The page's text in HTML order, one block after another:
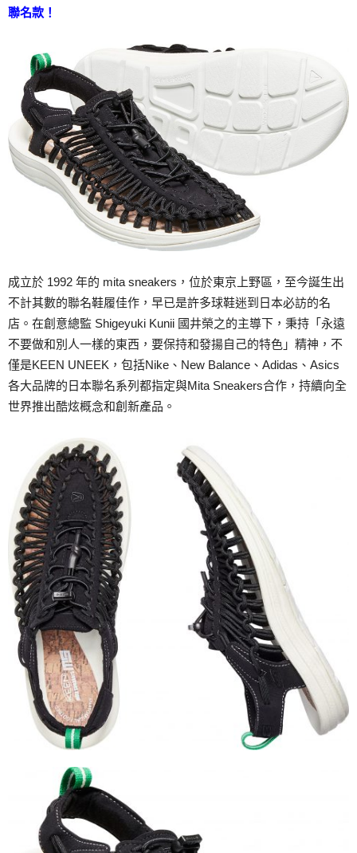
聯名款！
成立於 1992 年的 mita sneakers，位於東京上野區，至今誕生出
不計其數的聯名鞋履佳作，早已是許多球鞋迷到日本必訪的名
店。在創意總監 Shigeyuki Kunii 國井榮之的主導下，秉持「永遠
不要做和別人一樣的東西，要保持和發揚自己的特色」精神，不
僅是KEEN UNEEK，包括Nike、New Balance、Adidas、Asics
各大品牌的日本聯名系列都指定與Mita Sneakers合作，持續向全
世界推出酷炫概念和創新產品。